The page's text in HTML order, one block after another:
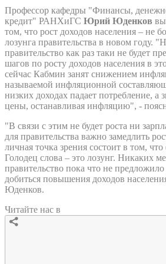
Профессор кафедры "Финансы,
кредит" РАНХиГС Юрий Юденков
том, что рост доходов населения – не
лозунга правительства в новом году.
правительство как раз таки не будет
шагов по росту доходов населения в
сейчас Кабмин занят снижением
называемой инфляционной
низких доходах падает потребление, а
цены, останавливая инфляцию", -
"В связи с этим не будет роста ни
для правительства важно замедлить
личная точка зрения состоит в том,
Голодец слова – это лозунг. Никаких
правительство пока что не
добиться повышения доходов
Юденков.
Читайте нас в